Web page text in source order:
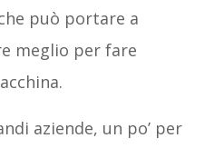
può portare a
meglio per fare
aziende, un po’ per